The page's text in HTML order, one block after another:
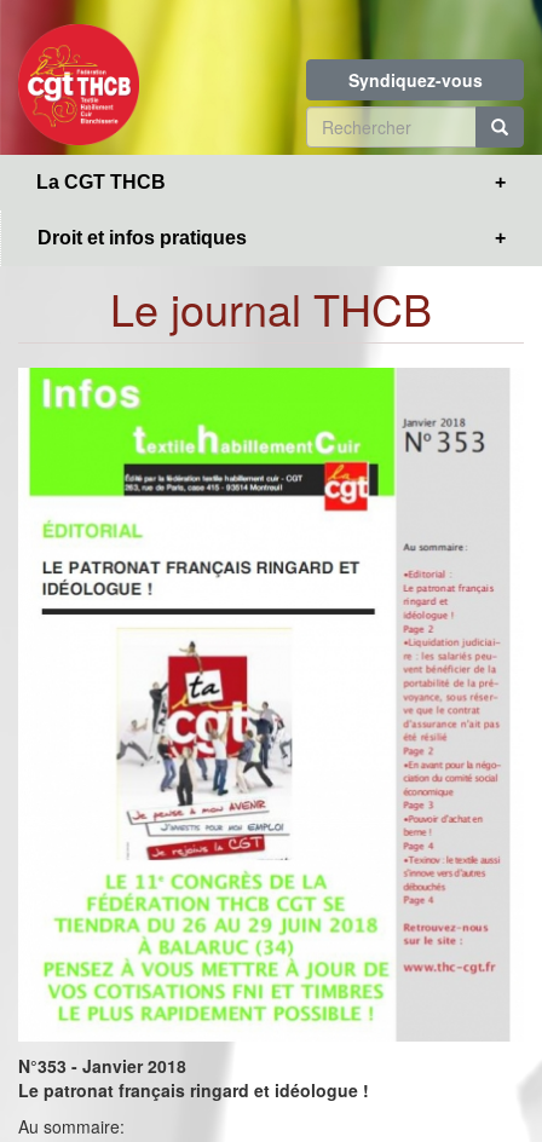
contenu
principal
Syndiquez-vous
Formulaire
de
La CGT THCB
Droit et infos pratiques
Le journal THCB
N°353 - Janvier 2018
Le patronat français ringard et idéologue !
Au sommaire: